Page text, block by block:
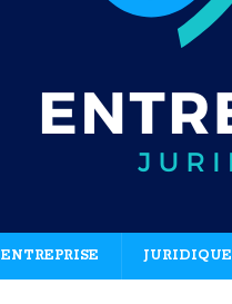
ENTREPRISE JURIDIQUE